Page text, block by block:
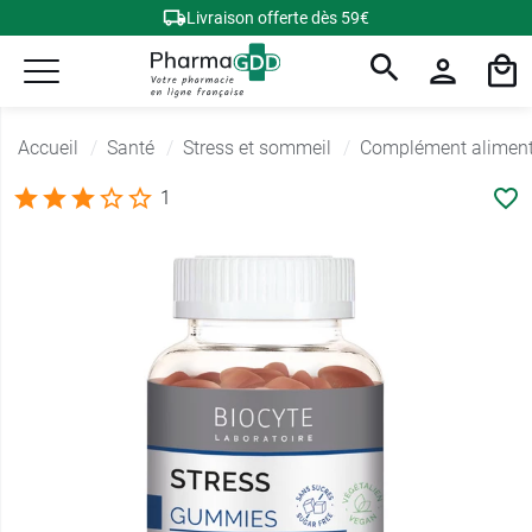
Livraison offerte dès 59€
Accueil Santé Stress et sommeil Complément
1